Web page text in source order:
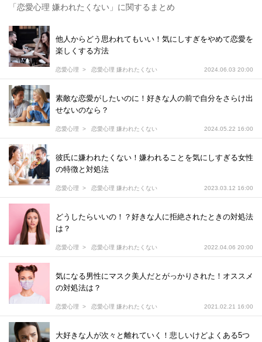
「恋愛心理 嫌われたくない」に関するまとめ
他人からどう思われてもいい！気にしすぎをやめて恋愛を
楽しくする方法
恋愛心理 恋愛心理 嫌われたくない 2024.06.03 20:00
素敵な恋愛がしたいのに！好きな人の前で自分をさらけ出
せないのなら？
恋愛心理 恋愛心理 嫌われたくない 2024.05.22 16:00
彼氏に嫌われたくない！嫌われることを気にしすぎる女性
の特徴と対処法
恋愛心理 恋愛心理 嫌われたくない 2023.03.12 16:00
どうしたらいいの！？好きな人に拒絶されたときの対処法
は？
恋愛心理 恋愛心理 嫌われたくない 2022.04.06 20:00
気になる男性にマスク美人だとがっかりされた！オススメ
の対処法は？
恋愛心理 恋愛心理 嫌われたくない 2021.02.21 16:00
大好きな人が次々と離れていく！悲しいけどよくある5つ